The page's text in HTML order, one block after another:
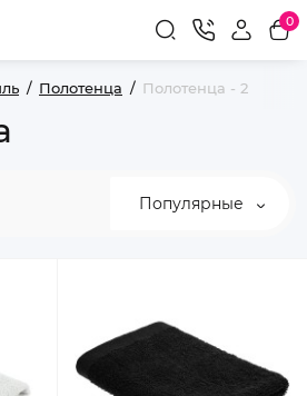
0
Полотенца Полотенца - 2
Популярные